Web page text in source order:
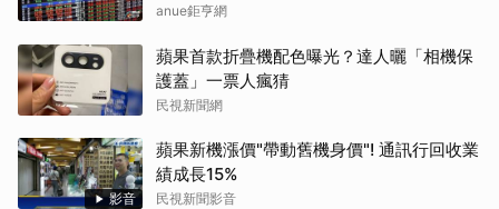
anue鉅亨網
蘋果首款折疊機配色曝光？達人曬「相機保
護蓋」一票人瘋猜
民視新聞網
影音
蘋果新機漲價"帶動舊機身價"! 通訊行回收業
績成長15%
民視新聞影音